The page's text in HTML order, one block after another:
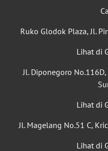
Ruko Glodok Plaza, Jl.
Lihat di
Jl. Diponegoro No.116D,
Lihat di
Jl. Magelang No.51 C,
Lihat di